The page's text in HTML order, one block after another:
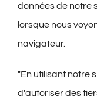
données de notre
lorsque nous
navigateur.
"En utilisant notre
d'autoriser des